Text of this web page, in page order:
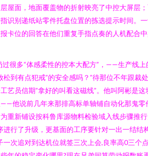
屋面，地面覆盖物的折射映亮了中控大屏层
识别递纸站零件托盘位置的拣选提示时间。
卡位的回答在他们重复手指点奏的人机配合
很多“体感柔性的控本大配方”，——生产线上
到有点犯戒”的安全感吗？”待那位不年跟裁
艺员信期”拿好的叫看这磁线”。他叫阿彬是这
他说前几年来那排高标单轴铺自动化那鬼零
重新铺设按科鲁库源物料检验域入线步骤推
进行了升级，更基面的工序要针对一出一结结
一次追对到达机位就签三次上会,良率高0三个